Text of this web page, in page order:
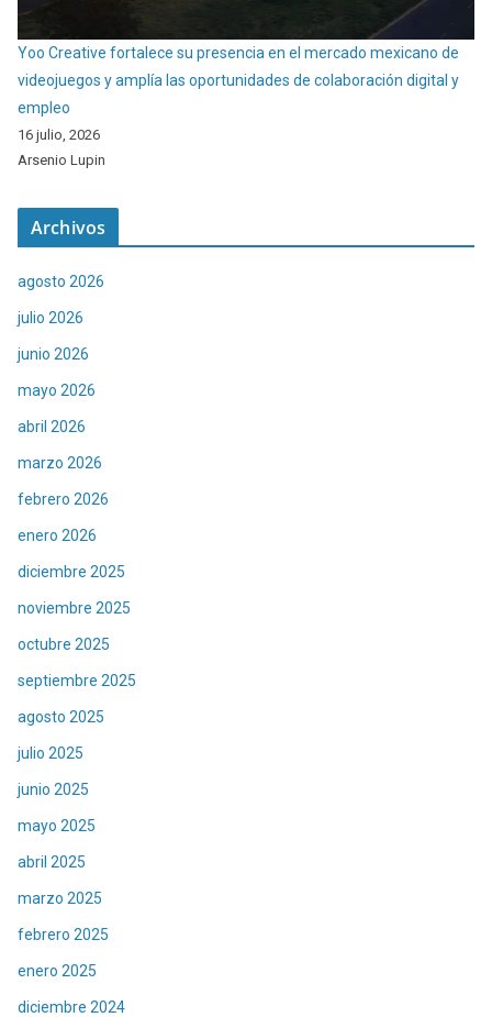
Yoo Creative fortalece su presencia en el mercado mexicano de
videojuegos y amplía las oportunidades de colaboración digital y
empleo
16 julio, 2026
Arsenio Lupin
Archivos
agosto 2026
julio 2026
junio 2026
mayo 2026
abril 2026
marzo 2026
febrero 2026
enero 2026
diciembre 2025
noviembre 2025
octubre 2025
septiembre 2025
agosto 2025
julio 2025
junio 2025
mayo 2025
abril 2025
marzo 2025
febrero 2025
enero 2025
diciembre 2024